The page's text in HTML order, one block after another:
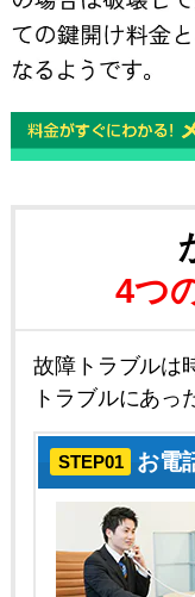
4つ
故障トラブルは
トラブルにあっ
STEP01 お電